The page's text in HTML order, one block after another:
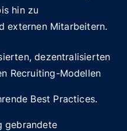
hin zu
externen Mitarbeitern.
dezentralisierten
Recruiting-Modellen
Best Practices.
gebrandete